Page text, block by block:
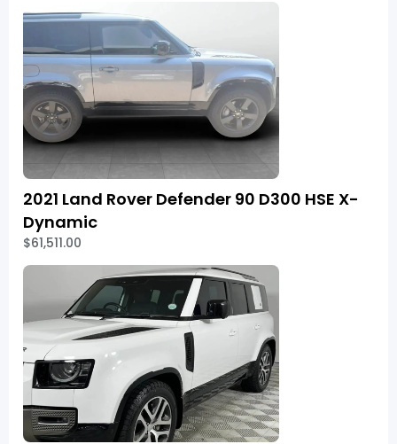
2021 Land Rover Defender 90 D300 HSE X-
Dynamic
$61,511.00